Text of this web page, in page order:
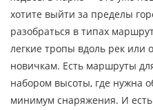
хотите выйти за пределы
разобраться в типах
легкие тропы вдоль рек или
новичкам. Есть маршруты
набором высоты, где нужна
минимум снаряжения. И